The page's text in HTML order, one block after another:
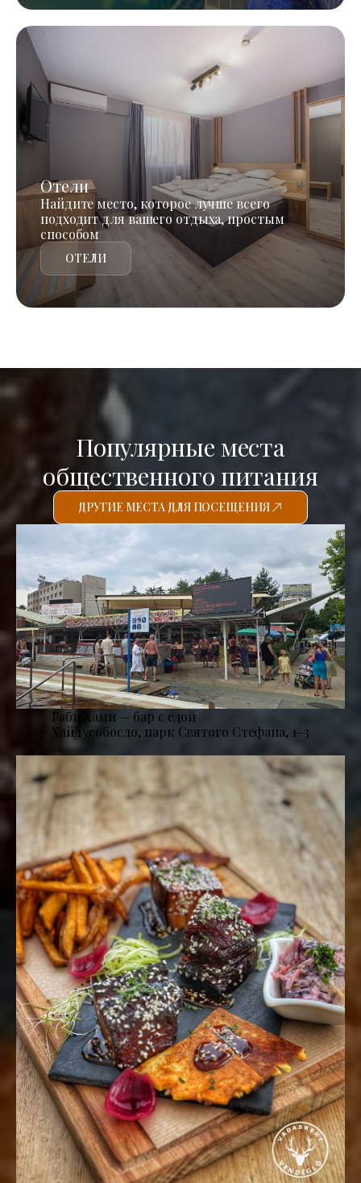
Отели
Найдите место, которое лучше всего
подходит для вашего отдыха, простым
способом
ОТЕЛИ
Популярные места
общественного питания
ДРУГИЕ МЕСТА ДЛЯ ПОСЕЩЕНИЯ
Габи Хами — бар с едой
Хайдусобосло, парк Святого Стефана, 1–3